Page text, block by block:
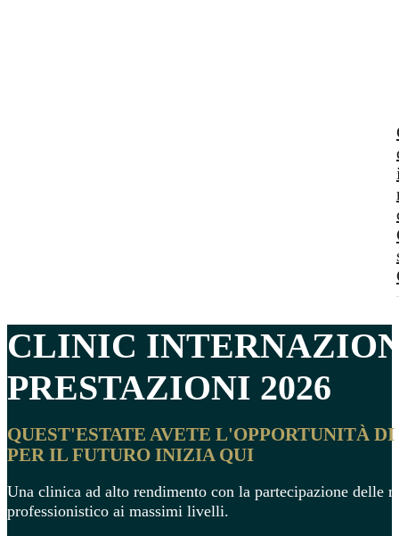
CLINIC
PRESTAZIONI 2026
QUEST'ESTATE AVETE L'OPPORTUNITÀ
PER IL FUTURO INIZIA QUI
Una clinica ad alto rendimento con la partecipazione delle
professionistico ai massimi livelli.